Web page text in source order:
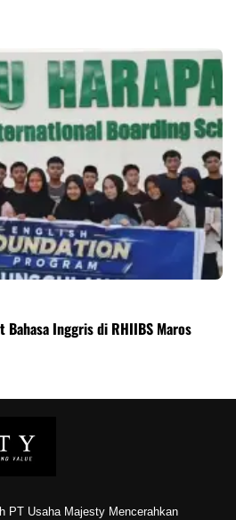
Bahasa Inggris di RHIIBS Maros
PT Usaha Majesty Mencerahkan